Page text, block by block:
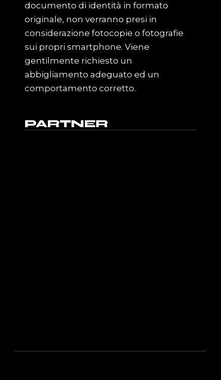
documento di identità in formato
originale, non verranno presi in
considerazione fotocopie o fotografie
sui propri smartphone. Viene
gentilmente richiesto un
abbigliamento adeguato ed un
comportamento corretto.
PARTNER